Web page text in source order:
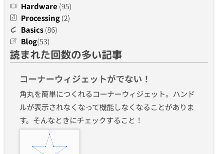
Hardware (95)
Processing(2)
Basics(86)
Blog(53)
読まれた回数の多い記事
コーナーウィジェットがでない！
角丸を簡単につくれるコーナーウィジェット。ハンド
ルが表示されなくなって機能しなくなることがありま
す。そんなときにチェックすること！